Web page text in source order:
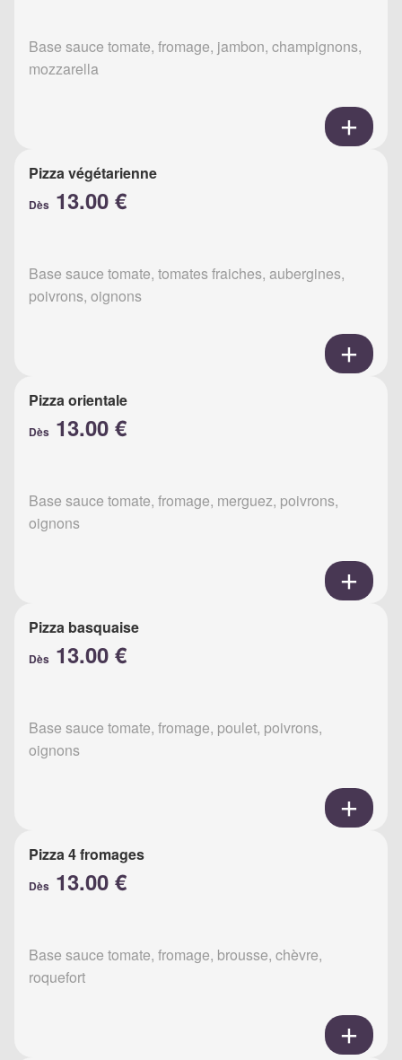
Base sauce tomate, fromage, jambon, champignons,
mozzarella
Pizza végétarienne
Dès 13.00 €
Base sauce tomate, tomates fraiches, aubergines,
poivrons, oignons
Pizza orientale
Dès 13.00 €
Base sauce tomate, fromage, merguez, poivrons,
oignons
Pizza basquaise
Dès 13.00 €
Base sauce tomate, fromage, poulet, poivrons,
oignons
Pizza 4 fromages
Dès 13.00 €
Base sauce tomate, fromage, brousse, chèvre,
roquefort